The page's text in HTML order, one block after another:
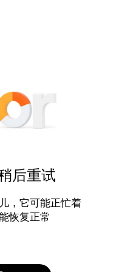
后重试
，它可能正忙着
恢复正常